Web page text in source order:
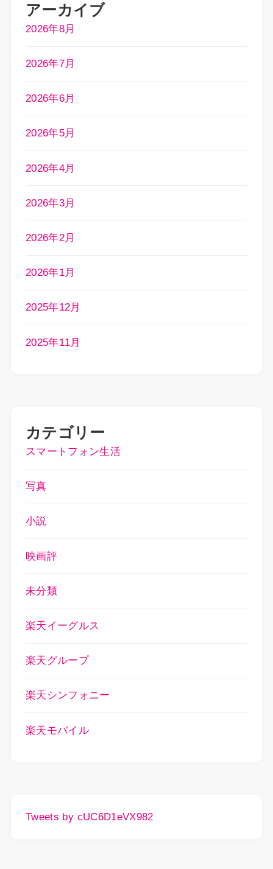
アーカイブ
2026年8月
2026年7月
2026年6月
2026年5月
2026年4月
2026年3月
2026年2月
2026年1月
2025年12月
2025年11月
カテゴリー
スマートフォン生活
写真
小説
映画評
未分類
楽天イーグルス
楽天グループ
楽天シンフォニー
楽天モバイル
Tweets by cUC6D1eVX982